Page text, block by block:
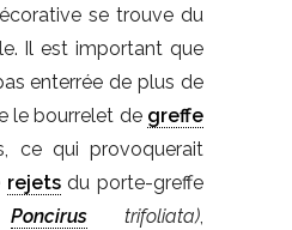
se trouve du
Il est important que
enterrée de plus de
le bourrelet de greffe
ce qui provoquerait
rejetsdu porte-greffe
Poncirus trifoliata),